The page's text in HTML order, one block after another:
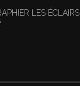
LES ÉCLAIRS